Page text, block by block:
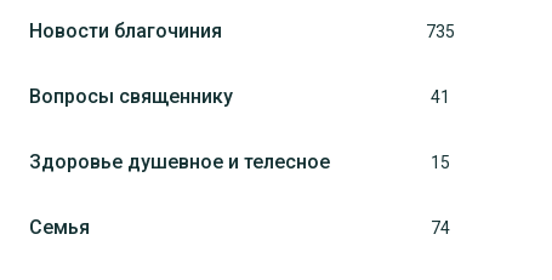
Новости благочиния 735
Вопросы священнику 41
Здоровье душевное и телесное 15
Семья 74